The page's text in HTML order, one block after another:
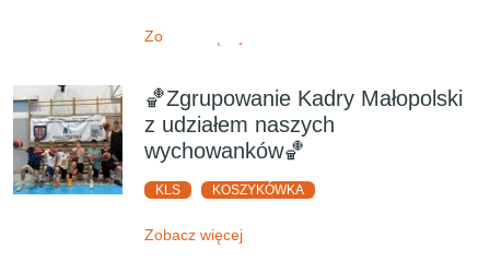
Zobacz więcej
🏀Zgrupowanie Kadry Małopolski
z udziałem naszych
wychowanków🏀
KLS KOSZYKÓWKA
Zobacz więcej